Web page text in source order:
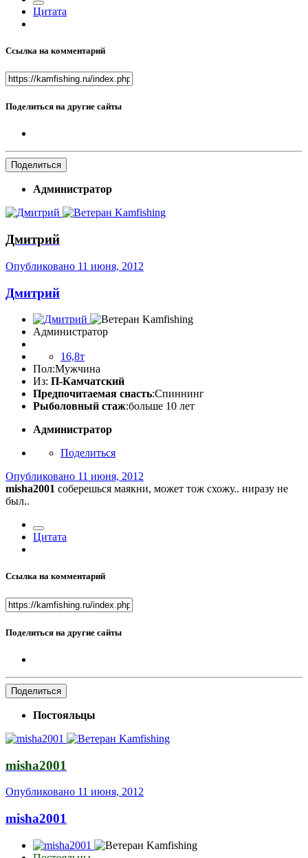
Цитата
Ссылка на комментарий
Поделиться на другие сайты
Поделиться
Администратор
Дмитрий
Опубликовано 11 июня, 2012
Дмитрий
Администратор
16,8т
Пол:Мужчина
Из: П-Камчатский
Предпочитаемая снасть:Спиннинг
Рыболовный стаж:больше 10 лет
Администратор
Поделиться
Опубликовано 11 июня, 2012
misha2001 соберешься маякни, может тож схожу.. ниразу не
был..
Цитата
Ссылка на комментарий
Поделиться на другие сайты
Поделиться
Постояльцы
misha2001
Опубликовано 11 июня, 2012
misha2001